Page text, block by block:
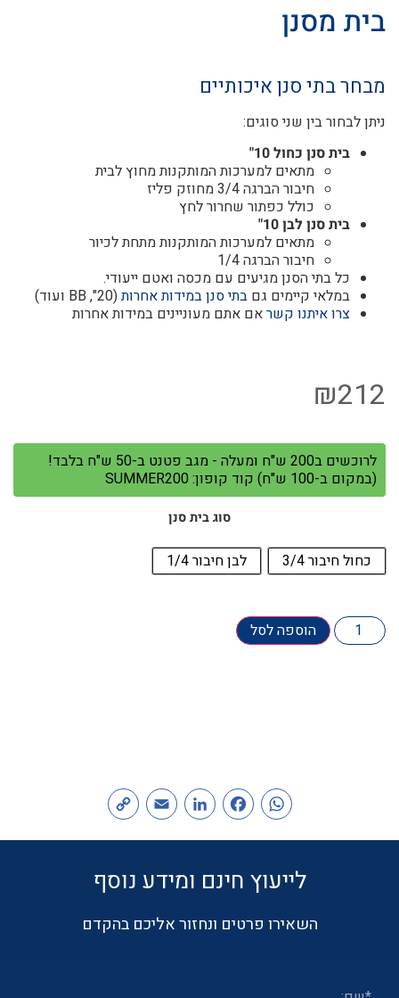
בית מסנן
מבחר בתי סנן איכותיים
ניתן לבחור בין שני סוגים:
בית סנן כחול 10"
מתאים למערכות המותקנות מחוץ לבית
חיבור הברגה 3/4 מחוזק פליז
כולל כפתור שחרור לחץ
בית סנן לבן 10"
מתאים למערכות המותקנות מתחת לכיור
חיבור הברגה 1/4
כל בתי הסנן מגיעים עם מכסה ואטם ייעודי.
במלאי קיימים גם בתי סנן במידות אחרות(20", BB ועוד)
צרו איתנו קשראם אתם מעוניינים במידות אחרות
₪212
לרוכשים ב200 ש"ח ומעלה - מגב פטנט ב-50 ש"ח בלבד!
(במקום ב-100 ש"ח) קוד קופון: SUMMER200
סוג בית סנן
כחול חיבור 3/4 לבן חיבור 1/4
הוספה לסל
WhatsApp
Facebook
LinkedIn
Email
לייעוץ חינם ומידע נוסף
השאירו פרטים ונחזור אליכם בהקדם